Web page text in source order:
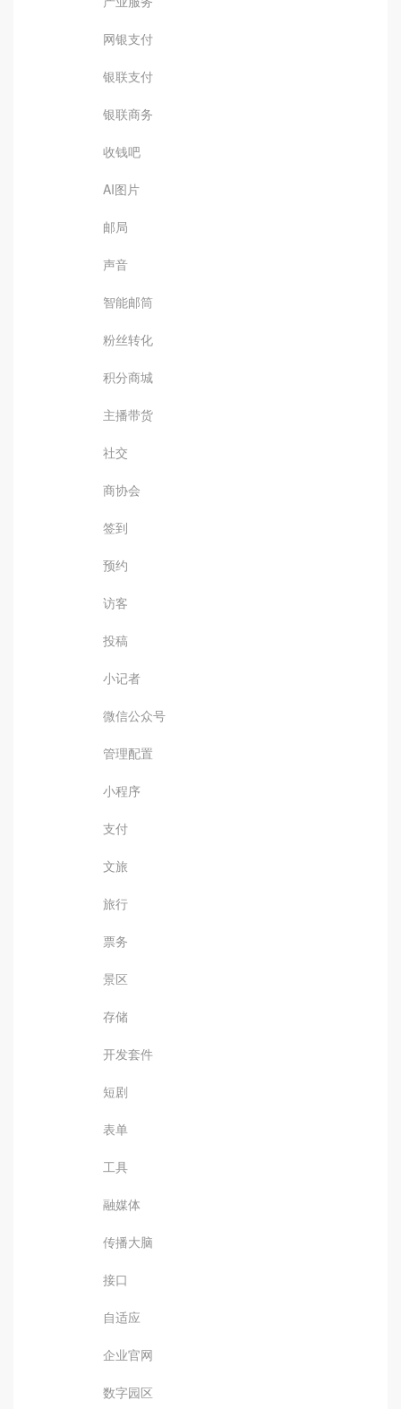
网银支付
银联支付
银联商务
收钱吧
AI图片
邮局
声音
智能邮筒
粉丝转化
积分商城
主播带货
社交
商协会
签到
预约
访客
投稿
小记者
微信公众号
管理配置
小程序
支付
文旅
旅行
票务
景区
存储
开发套件
短剧
表单
工具
融媒体
传播大脑
接口
自适应
企业官网
数字园区